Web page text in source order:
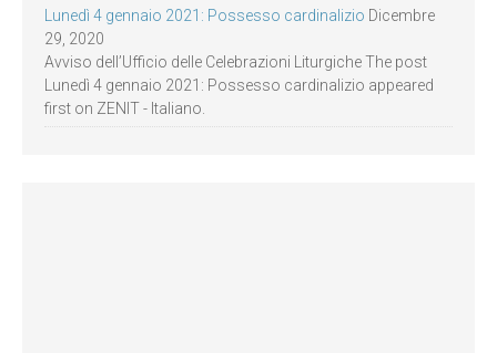
Lunedì 4 gennaio 2021: Possesso cardinalizio Dicembre
29, 2020
Avviso dell’Ufficio delle Celebrazioni Liturgiche The post
Lunedì 4 gennaio 2021: Possesso cardinalizio appeared
first on ZENIT - Italiano.